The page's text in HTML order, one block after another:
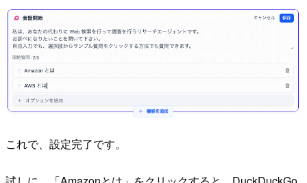
これで、設定完了です。